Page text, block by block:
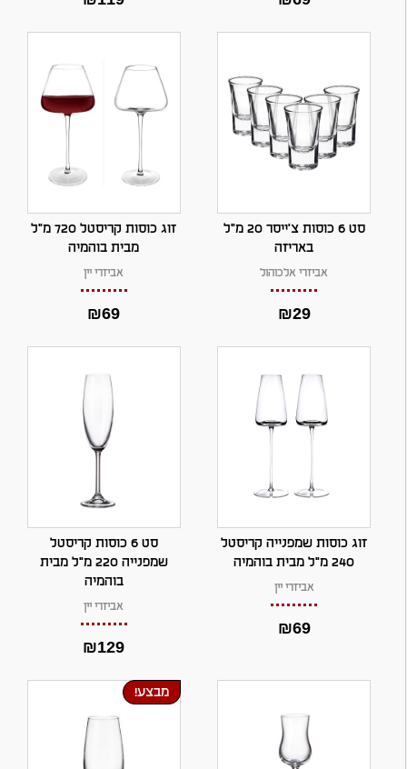
סט 6 כוסות צ'ייסר 20 מ"ל
באריזה
אביזרי אלכוהול
₪29
זוג כוסות קריסטל 720 מ"ל
מבית בוהמיה
אביזרי יין
₪69
זוג כוסות שמפנייה קריסטל
240 מ"ל מבית בוהמיה
אביזרי יין
₪69
סט 6 כוסות קריסטל
שמפנייה 220 מ"ל מבית
בוהמיה
אביזרי יין
₪129
מבצע!